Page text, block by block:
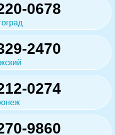
0678
2470
0274
9860